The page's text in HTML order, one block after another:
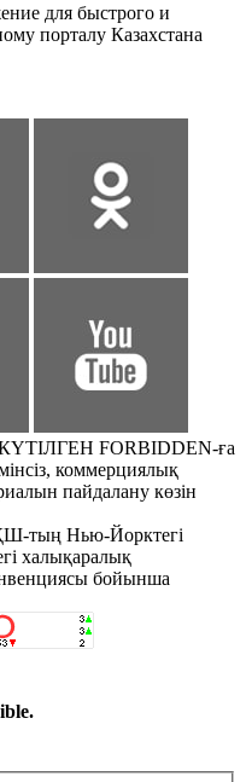
для быстрого и
порталу Казахстана
КҮТІЛГЕН FORBIDDEN-ға
коммерциялық
пайдалану көзін
тың Нью-Йорктегі
халықаралық
бойынша